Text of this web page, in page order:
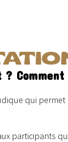
qui
participants